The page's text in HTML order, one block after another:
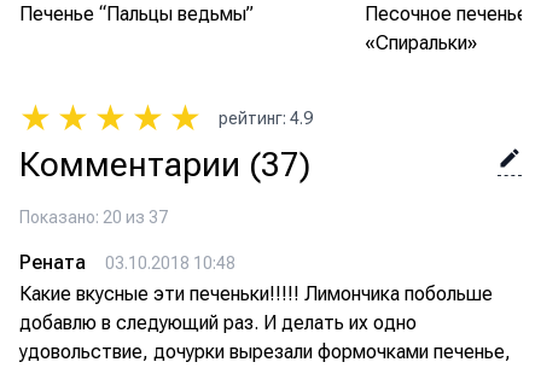
Печенье “Пальцы ведьмы”
Песочное печенье
«Спиральки»
★ ★ ★ ★ ★ рейтинг: 4.9
Комментарии (37)
Показано: 20 из 37
Рената 03.10.2018 10:48
Какие вкусные эти печеньки!!!!! Лимончика побольше
добавлю в следующий раз. И делать их одно
удовольствие, дочурки вырезали формочками печенье,